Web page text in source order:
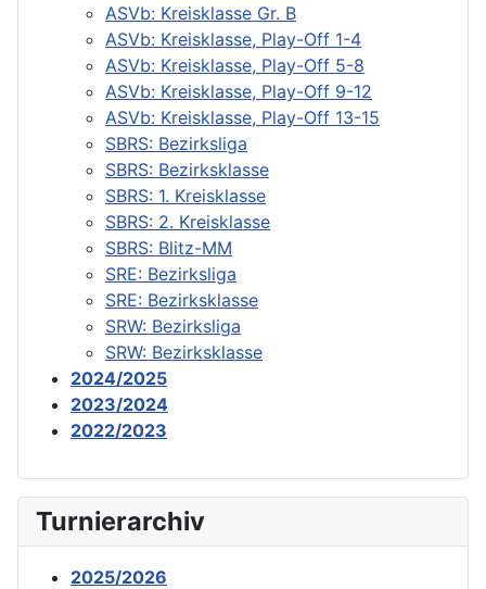
ASVb: Kreisklasse Gr. B
ASVb: Kreisklasse, Play-Off 1-4
ASVb: Kreisklasse, Play-Off 5-8
ASVb: Kreisklasse, Play-Off 9-12
ASVb: Kreisklasse, Play-Off 13-15
SBRS: Bezirksliga
SBRS: Bezirksklasse
SBRS: 1. Kreisklasse
SBRS: 2. Kreisklasse
SBRS: Blitz-MM
SRE: Bezirksliga
SRE: Bezirksklasse
SRW: Bezirksliga
SRW: Bezirksklasse
2024/2025
2023/2024
2022/2023
Turnierarchiv
2025/2026